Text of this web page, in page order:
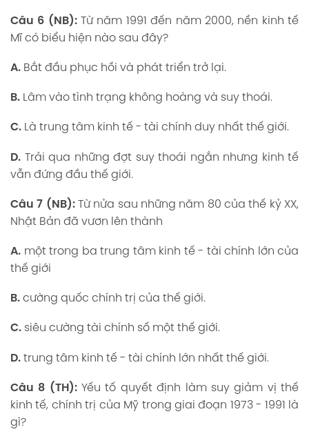
Câu 6 (NB):Từ năm 1991 đến năm 2000, nền kinh tế
Mĩ có biểu hiện nào sau đây?
A. Bắt đầu phục hồi và phát triển trở lại.
B. Lâm vào tình trạng không hoàng và suy thoái.
C. Là trung tâm kinh tế - tài chính duy nhất thế giới.
D. Trải qua những đợt suy thoái ngắn nhưng kinh tế
vẫn đứng đầu thế giới.
Câu 7 (NB): Từ nửa sau những năm 80 của thế kỷ XX,
Nhật Bản đã vươn lên thành
A. một trong ba trung tâm kinh tế - tài chính lớn của
thế giới
B. cường quốc chính trị của thế giới.
C. siêu cường tài chính số một thế giới.
D. trung tâm kinh tế - tài chính lớn nhất thế giới.
Câu 8 (TH):Yếu tố quyết định làm suy giảm vị thế
kinh tế, chính trị của Mỹ trong giai đoạn 1973 - 1991 là
gì?